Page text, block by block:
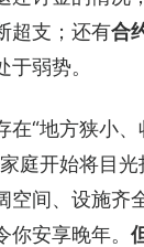
超支；还有合
弱势。
在“地方狭小
庭开始将目
空间、设施齐
安享晚年。